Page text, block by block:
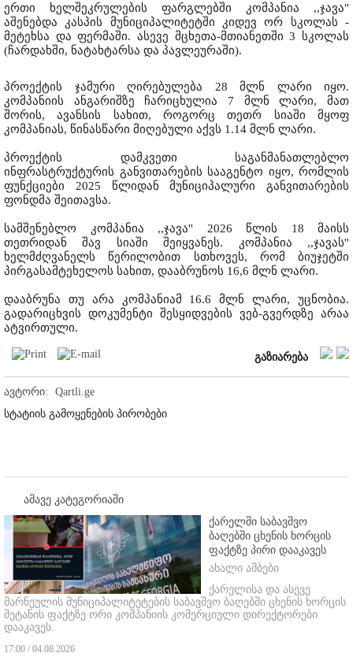
ერთი ხელშეკრულების ფარგლებში კომპანია ,,ჯავა"
აშენებდა კასპის მუნიციპალიტეტში კიდევ ორ სკოლას -
მეტეხსა და ფერმაში. ასევე მცხეთა-მთიანეთში 3 სკოლას
(ჩარდახში, ნატახტარსა და პავლეურაში).
პროექტის ჯამური ღირებულება 28 მლნ ლარი იყო.
კომპანიის ანგარიშზე ჩარიცხულია 7 მლნ ლარი, მათ
შორის, ავანსის სახით, როგორც თეთრ სიაში მყოფ
კომპანიას, წინასწარი მიღებული აქვს 1.14 მლნ ლარი.
პროექტის დამკვეთი საგანმანათლებლო
ინფრასტრუქტურის განვითარების სააგენტო იყო, რომლის
ფუნქციები 2025 წლიდან მუნიციპალური განვითარების
ფონდმა შეითავსა.
სამშენებლო კომპანია ,,ჯავა'' 2026 წლის 18 მაისს
თეთრიდან შავ სიაში შეიყვანეს. კომპანია ,,ჯავას''
ხელმძღვანელს წერილობით სთხოვეს, რომ ბიუჯეტში
პირგასამტეხელოს სახით, დააბრუნოს 16,6 მლნ ლარი.
დააბრუნა თუ არა კომპანიამ 16.6 მლნ ლარი, უცნობია.
გადარიცხვის დოკუმენტი შესყიდვების ვებ-გვერდზე არაა
ატვირთული.
გაზიარება
ავტორი:
Qartli.ge
სტატიის გამოყენების პირობები
ამავე კატეგორიაში
ქარელში საბავშვო
ბაღებში ცხენის ხორცის
ფაქტზე პირი დააკავეს
ახალი ამბები
ქარელისა და ასევე
მარნეულის მუნიციპალიტეტების საბავშვო ბაღებში ცხენის ხორცის
შეტანის ფაქტზე ორი კომპანიის კომერციული დირექტორები
დააკავეს.
17:00 / 04.08.2026